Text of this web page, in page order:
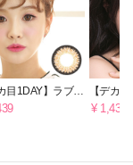
目1DAY】ラブリ
ウンワンデー [1
【デカ
ーチョ
¥ 1,439